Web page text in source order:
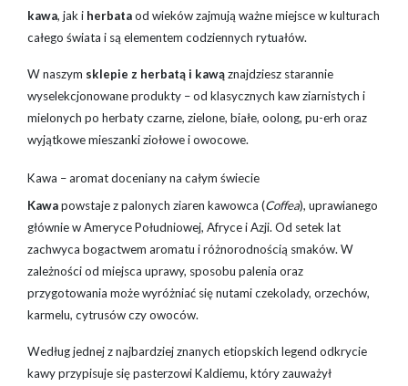
kawa, jak i herbataod wieków zajmują ważne miejsce w kulturach
całego świata i są elementem codziennych rytuałów.
W naszym sklepie z herbatą i kawąznajdziesz starannie
wyselekcjonowane produkty – od klasycznych kaw ziarnistych i
mielonych po herbaty czarne, zielone, białe, oolong, pu-erh oraz
wyjątkowe mieszanki ziołowe i owocowe.
Kawa – aromat doceniany na całym świecie
Kawapowstaje z palonych ziaren kawowca (Coffea), uprawianego
głównie w Ameryce Południowej, Afryce i Azji. Od setek lat
zachwyca bogactwem aromatu i różnorodnością smaków. W
zależności od miejsca uprawy, sposobu palenia oraz
przygotowania może wyróżniać się nutami czekolady, orzechów,
karmelu, cytrusów czy owoców.
Według jednej z najbardziej znanych etiopskich legend odkrycie
kawy przypisuje się pasterzowi Kaldiemu, który zauważył